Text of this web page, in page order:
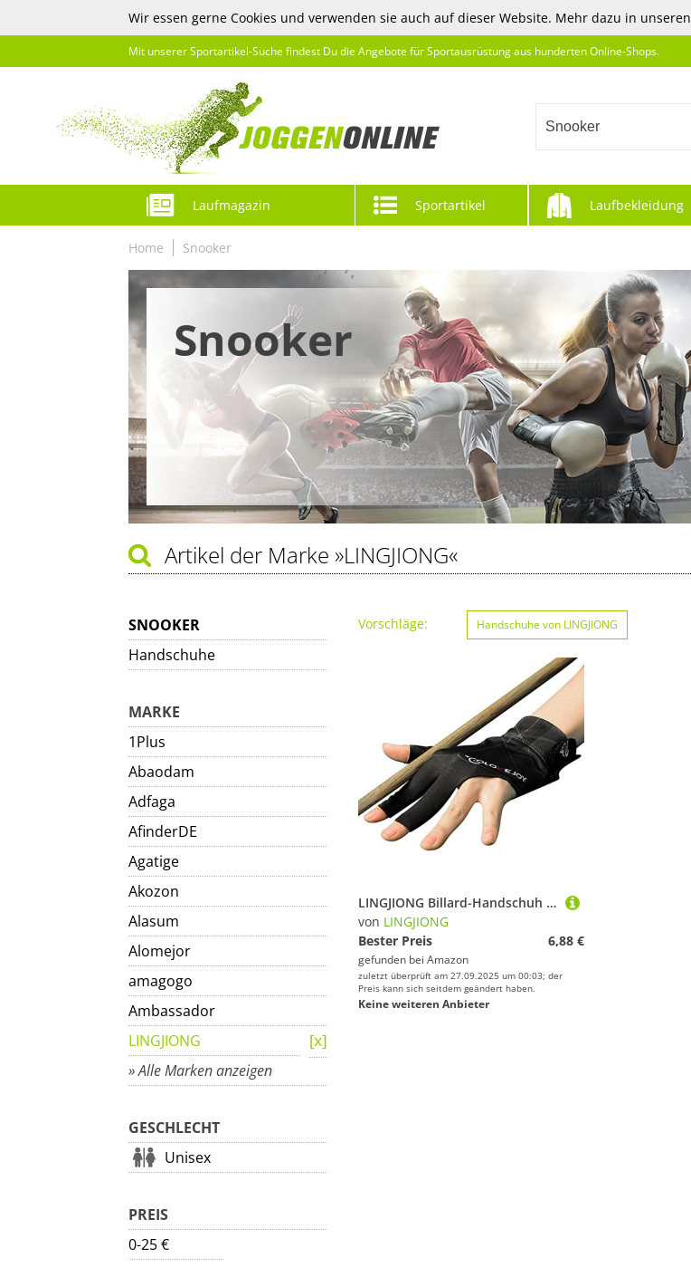
Wir essen gerne Cookies und verwenden sie auch auf dieser Website. Mehr dazu in unseren
Mit unserer Sportartikel-Suche findest Du die Angebote für Sportausrüstung aus hunderten Online-Shops.
Snooker
Laufmagazin Sportartikel Laufbekleidung
Home Snooker
Snooker
Artikel der Marke »LINGJIONG«
SNOOKER
Handschuhe
MARKE
1Plus
Abaodam
Adfaga
AfinderDE
Agatige
Akozon
Alasum
Alomejor
amagogo
Ambassador
LINGJIONG
» Alle Marken anzeigen
GESCHLECHT
Unisex
PREIS
0-25 €
Vorschläge: Handschuhe von LINGJIONG
LINGJIONG Billard-Handschuh | 3 Finger Billard linke Hand Snookerhandschuh | Atmungsaktive Show-Handschuhe für Billard-Shooter | Pool-Snooker-Sportzubehör für Damen und Herren
von LINGJIONG
Bester Preis
6,88 €
gefunden bei Amazon
zuletzt überprüft am 27.09.2025 um 00:03; der
Preis kann sich seitdem geändert haben.
Keine weiteren Anbieter